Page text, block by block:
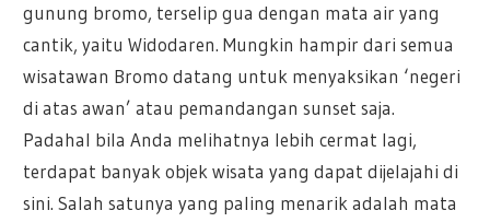
gunung bromo, terselip gua dengan mata air yang
cantik, yaitu Widodaren. Mungkin hampir dari semua
wisatawan Bromo datang untuk menyaksikan ‘negeri
di atas awan’ atau pemandangan sunset saja.
Padahal bila Anda melihatnya lebih cermat lagi,
terdapat banyak objek wisata yang dapat dijelajahi di
sini. Salah satunya yang paling menarik adalah mata